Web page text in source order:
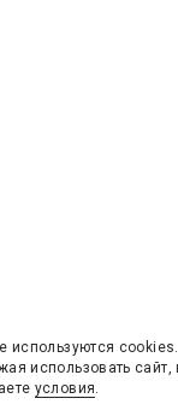
используются cookies.
использовать сайт,
условия.